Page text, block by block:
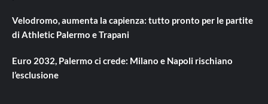
Velodromo, aumenta la capienza: tutto pronto per le partite
di Athletic Palermo e Trapani
Euro 2032, Palermo ci crede: Milano e Napoli rischiano
l’esclusione